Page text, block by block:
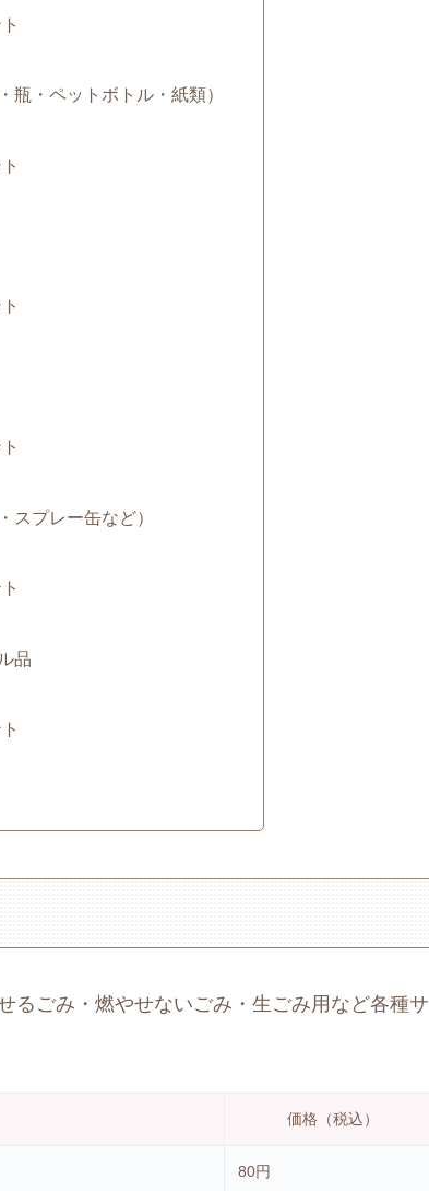
瓶・ペットボトル・紙類）
スプレー缶など）
品
るごみ・燃やせないごみ・生ごみ用など各種サ
価格（税込）
80円